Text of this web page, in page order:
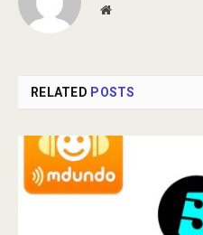
Website
RELATED POSTS